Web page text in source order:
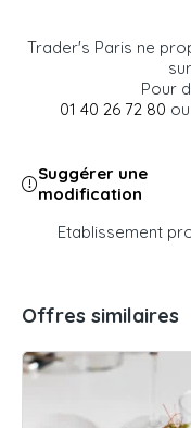
Trader's Paris ne
Pour
01 40 26 72 80
Suggérer une
modification
Etablissement
Offres similaires